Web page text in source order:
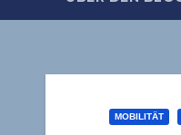
MOBILITÄT